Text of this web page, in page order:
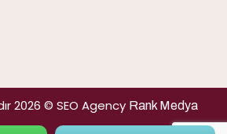
2026 © SEO Agency Rank Medya